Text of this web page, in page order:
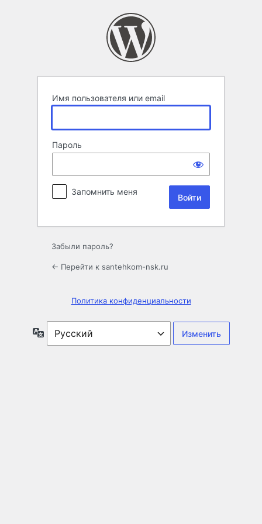
Имя пользователя или email
Пароль
Запомнить меня
Забыли пароль?
← Перейти к santehkom-nsk.ru
Политика конфиденциальности
Язык